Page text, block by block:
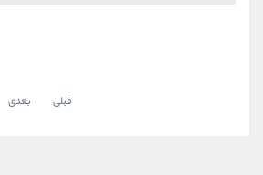
قبلی بعدی